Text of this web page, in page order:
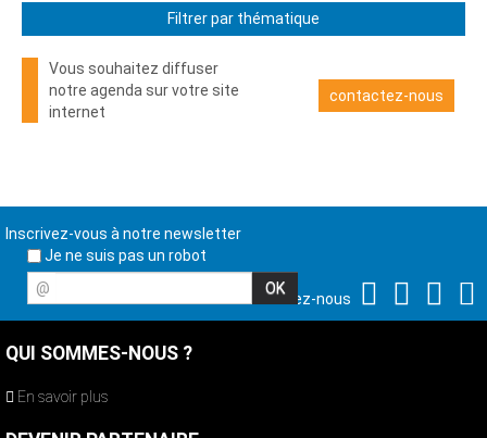
Filtrer par thématique
Vous souhaitez diffuser
notre agenda sur votre site
internet
contactez-nous
Inscrivez-vous à notre newsletter
Je ne suis pas un robot
@
Suivez-nous
QUI SOMMES-NOUS ?
En savoir plus